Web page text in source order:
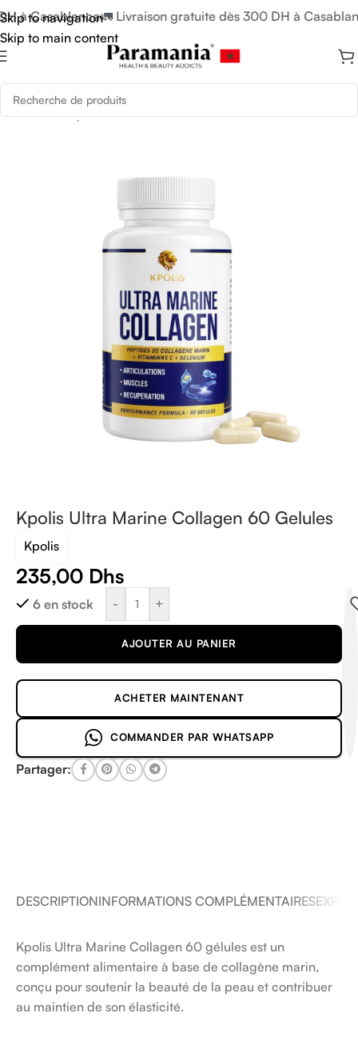
Skip to navigation
Skip to main content
à Casablanca🚛 Livraison gratuite dès 300 DH à
Accueil/Compléments Alimentaires/Detox & Transit
Kpolis Ultra Marine Collagen 60 Gelules
Kpolis
235,00 Dhs
6 en stock - +
AJOUTER AU PANIER
ACHETER MAINTENANT
COMMANDER PAR WHATSAPP
Partager:
DESCRIPTIONINFORMATIONS COMPLÉMENTAIRES
Kpolis Ultra Marine Collagen 60 gélules est un
complément alimentaire à base de collagène marin,
conçu pour soutenir la beauté de la peau et contribuer
au maintien de son élasticité.